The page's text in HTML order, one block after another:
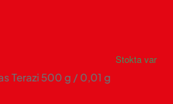
Stokta var
Terazi 500 g / 0,01 g